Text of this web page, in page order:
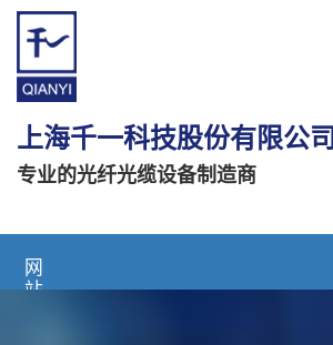
上海千一科技股份有限公司
专业的光纤光缆设备制造商
网
站